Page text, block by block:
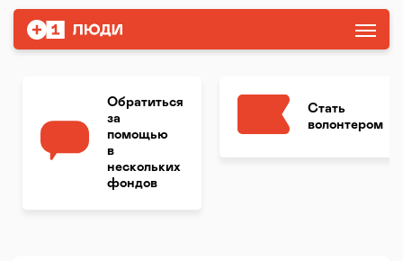
Обратиться
за
помощью
в
нескольких
фондов
Стать
волонтером